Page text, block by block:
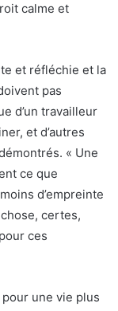
calme et
et réfléchie et la
pas
d’un travailleur
et d’autres
« Une
ce que
d’empreinte
certes,
ces
une vie plus